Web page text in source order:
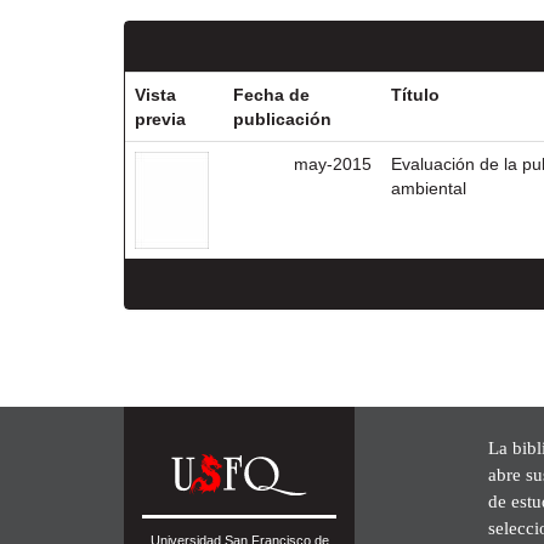
Vista
previa
Fecha de
publicación
Título
may-2015
Evaluación de la
ambiental
Universidad San Francisco de
La
abre
de